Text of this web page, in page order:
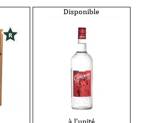
Extra
Anejo
100
cl
Disponible